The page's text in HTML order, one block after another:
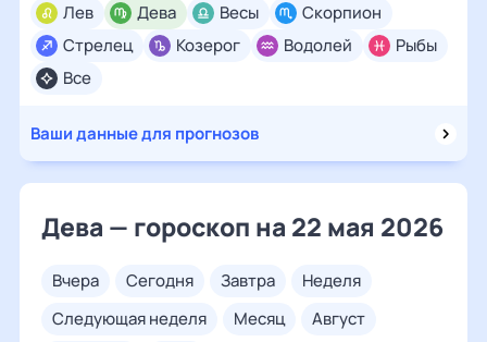
Все
Лев
Дева Весы
Скорпион
Стрелец
Козерог Водолей Рыбы
Ваши данные для прогнозов
Дева — гороскоп на 22 мая 2026
вчера сегодня завтра
неделя
следующая неделя
месяц
август